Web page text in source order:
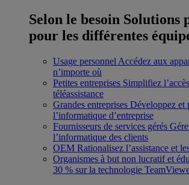
Selon le besoin Solutions
pour les différentes
Usage personnel Accédez aux
n’importe où
Petites entreprises Simplifiez
téléassistance
Grandes entreprises Développez et
l’informatique d’entreprise
Fournisseurs de services gérés
l’informatique des clients
OEM Rationalisez l’assistance et
Organismes à but non lucratif et
30 % sur la technologie